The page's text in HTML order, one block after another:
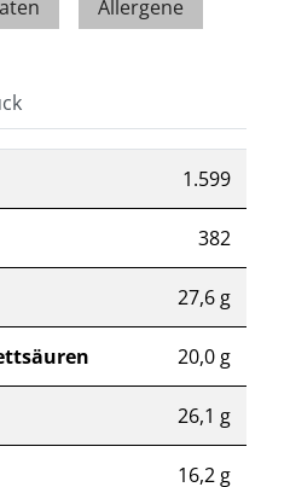
Allergene
1.599
382
27,6 g
20,0 g
26,1 g
16,2 g